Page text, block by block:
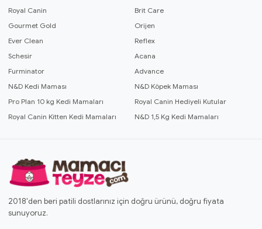
Royal Canin
Brit Care
Gourmet Gold
Orijen
Ever Clean
Reflex
Schesir
Acana
Furminator
Advance
N&D Kedi Maması
N&D Köpek Maması
Pro Plan 10 kg Kedi Mamaları
Royal Canin Hediyeli Kutular
Royal Canin Kitten Kedi Mamaları
N&D 1,5 Kg Kedi Mamaları
2018'den beri patili dostlarınız için doğru ürünü, doğru fiyata
sunuyoruz.